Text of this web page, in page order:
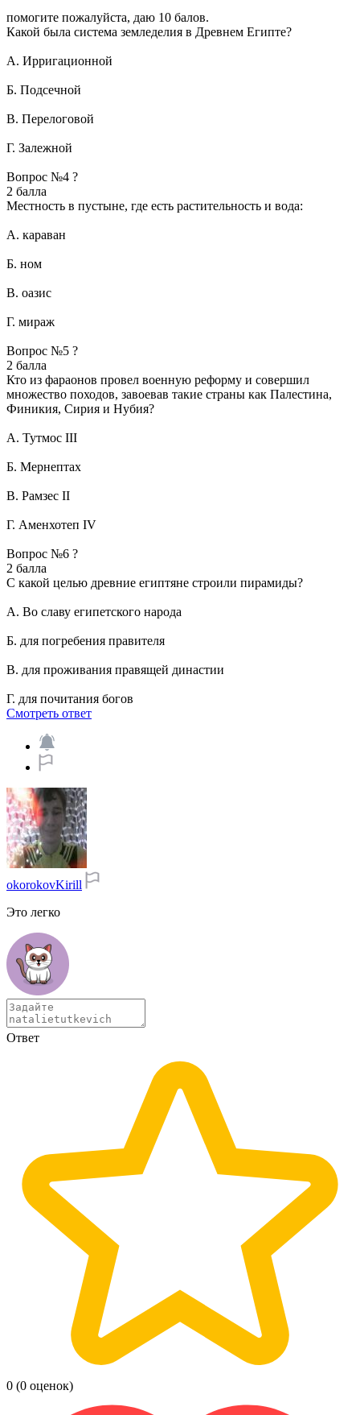
помогите пожалуйста, даю 10 балов.
Какой была система земледелия в Древнем Египте?
А. Ирригационной
Б. Подсечной
В. Перелоговой
Г. Залежной
Вопрос №4 ?
2 балла
Местность в пустыне, где есть растительность и вода:
А. караван
Б. ном
В. оазис
Г. мираж
Вопрос №5 ?
2 балла
Кто из фараонов провел военную реформу и совершил
множество походов, завоевав такие страны как Палестина,
Финикия, Сирия и Нубия?
А. Тутмос ІІІ
Б. Мернептах
В. Рамзес ІІ
Г. Аменхотеп ІV
Вопрос №6 ?
2 балла
С какой целью древние египтяне строили пирамиды?
А. Во славу египетского народа
Б. для погребения правителя
В. для проживания правящей династии
Г. для почитания богов
Смотреть ответ
okorokovKirill
Это легко
Ответ
0 (0 оценок)